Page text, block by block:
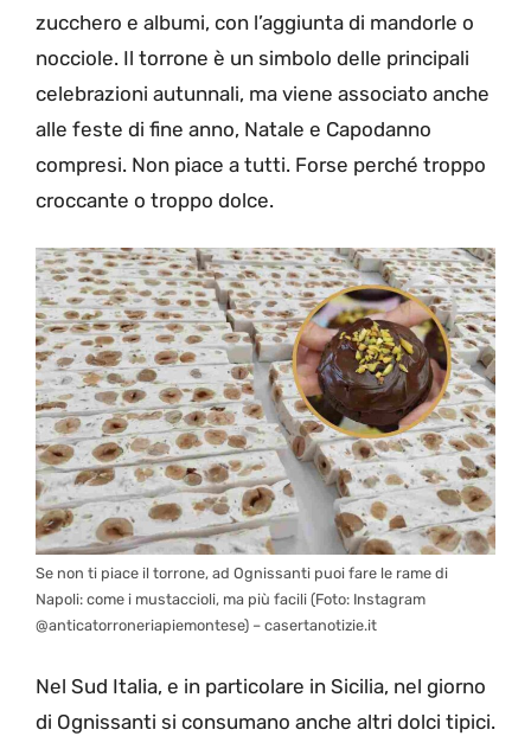
zucchero e albumi, con l’aggiunta di mandorle o
nocciole. Il torrone è un simbolo delle principali
celebrazioni autunnali, ma viene associato anche
alle feste di fine anno, Natale e Capodanno
compresi. Non piace a tutti. Forse perché troppo
croccante o troppo dolce.
Se non ti piace il torrone, ad Ognissanti puoi fare le rame di
Napoli: come i mustaccioli, ma più facili (Foto: Instagram
@anticatorroneriapiemontese) – casertanotizie.it
Nel Sud Italia, e in particolare in Sicilia, nel giorno
di Ognissanti si consumano anche altri dolci tipici.